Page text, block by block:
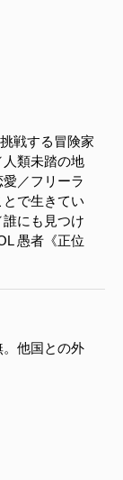
戦する冒険家
人類未踏の地
／フリーラ
で生きてい
にも見つけ
愚者《正位
他国との外